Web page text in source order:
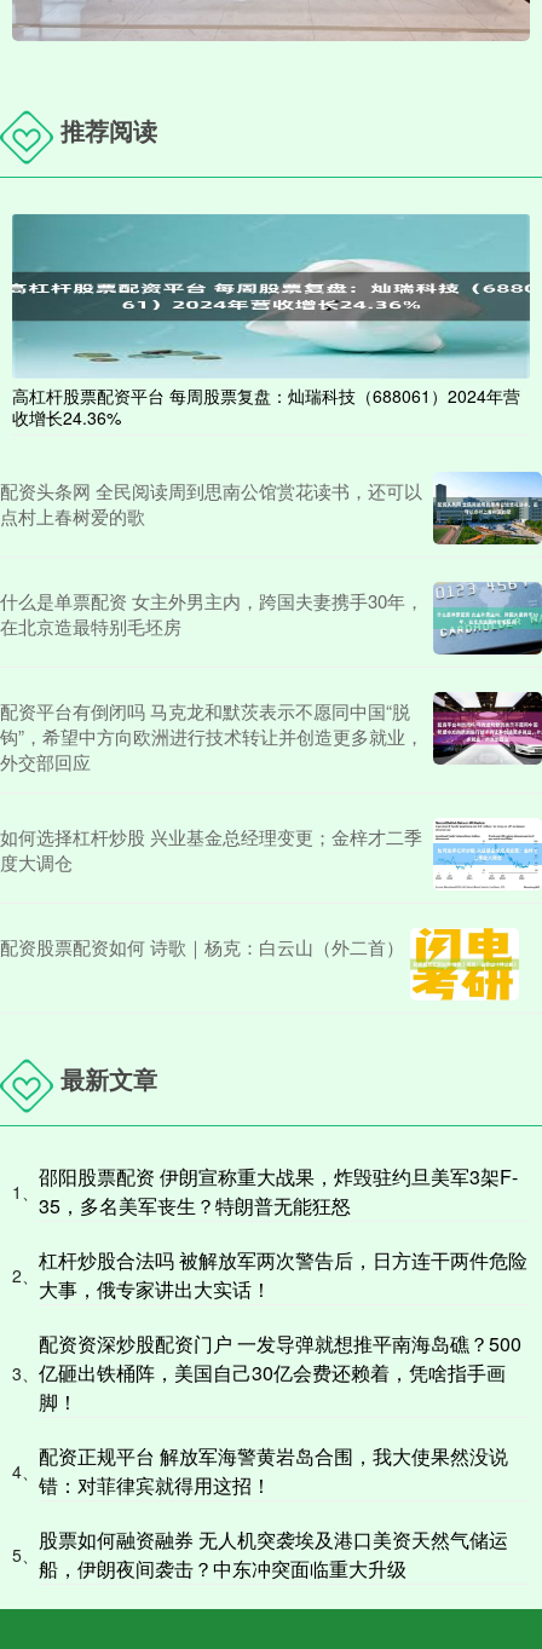
推荐阅读
高杠杆股票配资平台 每周股票复盘：灿瑞科技（688061）2024年营
收增长24.36%
配资头条网 全民阅读周到思南公馆赏花读书，还可以
点村上春树爱的歌
什么是单票配资 女主外男主内，跨国夫妻携手30年，
在北京造最特别毛坯房
配资平台有倒闭吗 马克龙和默茨表示不愿同中国“脱
钩”，希望中方向欧洲进行技术转让并创造更多就业，
外交部回应
如何选择杠杆炒股 兴业基金总经理变更；金梓才二季
度大调仓
配资股票配资如何 诗歌｜杨克：白云山（外二首）
最新文章
1、
邵阳股票配资 伊朗宣称重大战果，炸毁驻约旦美军3架F-
35，多名美军丧生？特朗普无能狂怒
2、
杠杆炒股合法吗 被解放军两次警告后，日方连干两件危险
大事，俄专家讲出大实话！
3、
配资资深炒股配资门户 一发导弹就想推平南海岛礁？500
亿砸出铁桶阵，美国自己30亿会费还赖着，凭啥指手画
脚！
4、
配资正规平台 解放军海警黄岩岛合围，我大使果然没说
错：对菲律宾就得用这招！
5、
股票如何融资融券 无人机突袭埃及港口美资天然气储运
船，伊朗夜间袭击？中东冲突面临重大升级